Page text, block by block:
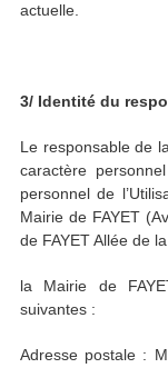
actuelle.
3/ Identité du
Le responsable de
caractère
personnel de
Mairie de FAYET
de FAYET Allée de
la Mairie de
suivantes :
Adresse postale :